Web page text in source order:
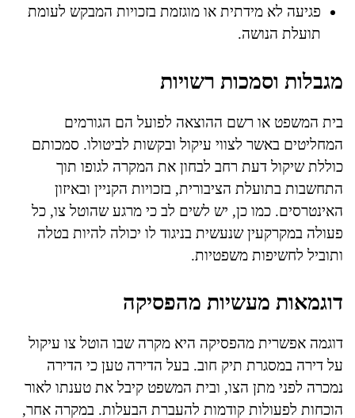
פגיעה לא מידתית או מוגזמת בזכויות המבקש לעומת
תועלת הנושה.
מגבלות וסמכות רשויות
בית המשפט או רשם ההוצאה לפועל הם הגורמים
המחליטים באשר לצווי עיקול ובקשות לביטולו. סמכותם
כוללת שיקול דעת רחב לבחון את המקרה לגופו תוך
התחשבות בתועלת הציבורית, בזכויות הקניין ובאיזון
האינטרסים. כמו כן, יש לשים לב כי מרגע שהוטל צו, כל
פעולה במקרקעין שנעשית בניגוד לו יכולה להיות בטלה
ותוביל לחשיפות משפטיות.
דוגמאות מעשיות מהפסיקה
דוגמה אפשרית מהפסיקה היא מקרה שבו הוטל צו עיקול
על דירה במסגרת תיק חוב. בעל הדירה טען כי הדירה
נמכרה לפני מתן הצו, ובית המשפט קיבל את טענתו לאור
הוכחות לפעולות קודמות להעברת הבעלות. במקרה אחר,